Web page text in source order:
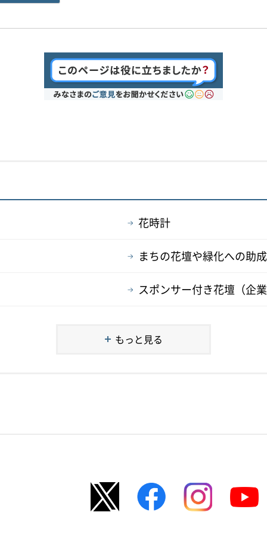
花時計
まちの花壇や緑化への助
スポンサー付き花壇（企
もっと見る